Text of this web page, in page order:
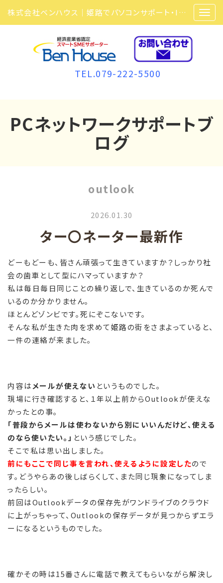
株式会社ベンハウス｜姫路でパソコンサポート・ITサポート・ITセキュリティ・複合機・ビジネスフォンなら弊社にお任せ
TEL.079-222-5500
PCネットワークサポートブ
ログ
outlook
2026.01.30
ター〇ネーター最新作
どーもどーも、皆さん頑張って生きていますか？しっかり社
会の歯車として型にハマっていますか？
私は毎日毎日同じことの繰り返しで、生きているのか死んで
いるのか分かりません。
ほとんどゾンビです。死にぞこないです。
そんな私が生きた肉を求めて姫路の街をさまよっていると、
一件の連絡が来ました。
内容はメールが使えない というものでした。
現場に行き確認すると、１年以上前からOutlookが使えな
かったとの事。
「普段からメールは使わないから別にいいんだけど、使える
のなら使いたい。」 という感じでした。
そこで私は思い出しました。
前にもここで同じ事を言われ、使えるように設定したので
す。どうやらあの後しばらくして、また同じ現象になってしま
ったらしい。
前回はOutlookデータの保存先がワンドライブのクラウド
に上がっちゃって、Outlookの保存データが見つからずエラ
ーになるというものでした。
確かその時は15番さんに電話で教えてもらいながら解決し